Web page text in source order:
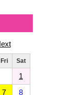
Fri Sat
1
7
8